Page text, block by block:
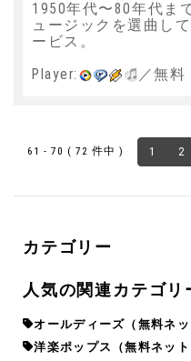
1950年代〜80年代ま
ュージックを選曲し
ービス。
Player:
／無料
61 - 70 ( 72 件中 ) 1 2
カテゴリー
人気の関連カテゴリ
オールディーズ（無料ネッ
洋楽ポップス（無料ネット